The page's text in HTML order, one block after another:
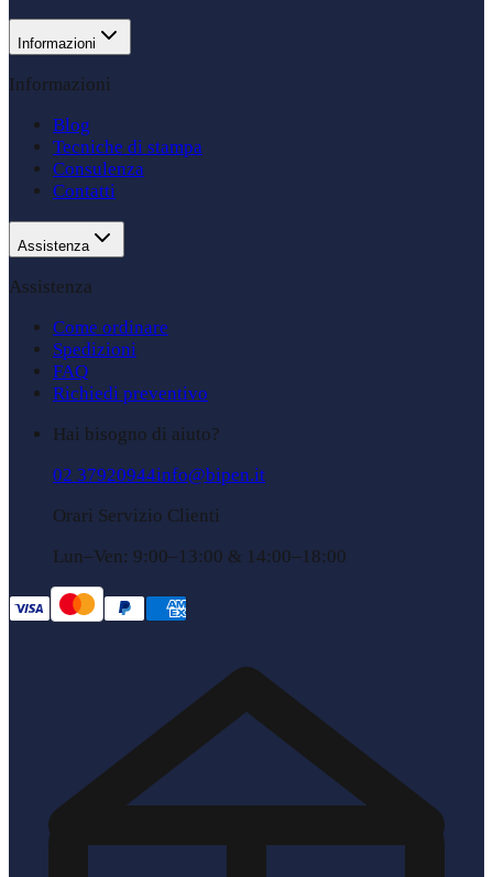
Informazioni
Informazioni
Blog
Tecniche di stampa
Consulenza
Contatti
Assistenza
Assistenza
Come ordinare
Spedizioni
FAQ
Richiedi preventivo
Hai bisogno di aiuto?
02 37920944info@bipen.it
Orari Servizio Clienti
Lun–Ven: 9:00–13:00 & 14:00–18:00